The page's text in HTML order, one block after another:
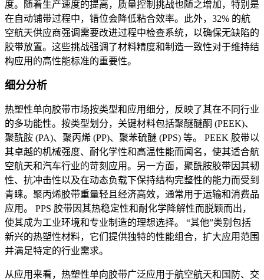
度。随着生产速度的提高，质量控制挑战也随之增加，特别是
在自动铺带过程中，错位会降低粘合效率。此外，32% 的航
空航天供应商强调需要改进过程中检查系统，以确保无缺陷的
胶带放置。这些挑战强调了材料精度和制造一致性对于维持结
构应用的高性能标准的重要性。
细分分析
热塑性单向胶带市场按类型和应用细分，反映了其在不同行业
的多功能性。按类型划分，关键材料包括聚醚醚酮 (PEEK)、
聚酰胺 (PA)、聚丙烯 (PP)、聚苯硫醚 (PPS) 等。 PEEK 胶带以
其卓越的机械强度、耐化学性和高温性能而闻名，使其适合航
空航天和汽车行业的苛刻应用。另一方面，聚酰胺胶带因其韧
性、抗冲击性以及在动态负载下保持结构完整性的能力而受到
青睐。聚丙烯胶带重量轻且经济高效，通常用于运输和消费品
应用。 PPS 胶带因其热稳定性和耐化学降解性而脱颖而出，
使其成为工业环境和专业制造的理想选择。 “其他”类别包括
新兴的热塑性材料，它们提供独特的性能组合，扩大应用范围
并满足特定的行业需求。
从应用来看，热塑性单向胶带广泛应用于航空航天和国防、交